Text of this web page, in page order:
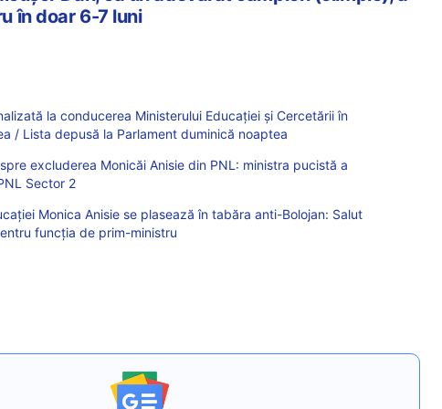
în doar 6-7 luni
la conducerea Ministerului Educației și Cercetării în
/ Lista depusă la Parlament duminică noaptea
excluderea Monicăi Anisie din PNL: ministra pucistă a
Sector 2
Monica Anisie se plasează în tabăra anti-Bolojan: Salut
funcția de prim-ministru